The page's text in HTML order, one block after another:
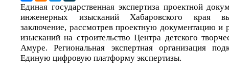
Единая государственная экспертиза проектной
инженерных изысканий Хабаровского края
заключение, рассмотрев проектную документацию и
изысканий на строительство Центра детского
Амуре. Региональная экспертная организация
Единую цифровую платформу экспертизы.